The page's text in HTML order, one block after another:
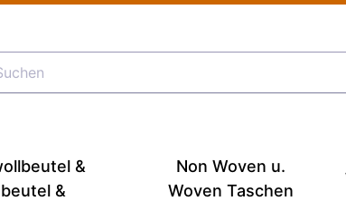
&
&
Non Woven u.
Woven Taschen